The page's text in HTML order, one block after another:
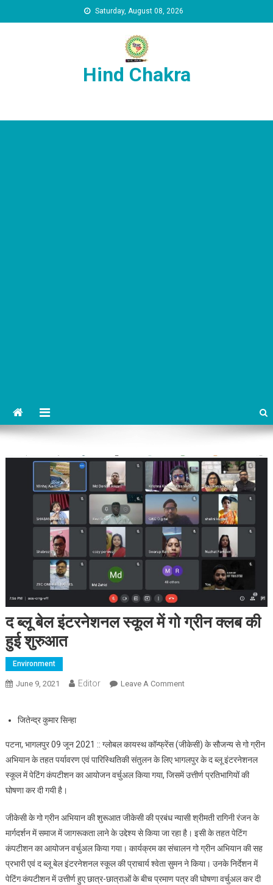
Saturday, August 08, 2026
Hind Chakra
द ब्लू बेल इंटरनेशनल स्कूल में गो ग्रीन क्लब की
हुई शुरुआत
Environment
June 9, 2021 Editor Leave A CommentOn द ब्लू बेल इंटरनेशनल स्कूल
जितेन्द्र कुमार सिन्हा
पटना, भागलपुर 09 जून 2021 :: ग्लोबल कायस्थ कॉन्फ्रेंस (जीकेसी) के सौजन्य से गो ग्रीन
अभियान के तहत पर्यावरण एवं पारिस्थितिकी संतुलन के लिए भागलपुर के द ब्लू इंटरनेशनल
स्कूल में पेटिंग कंपटीशन का आयोजन वर्चुअल किया गया, जिसमें उत्तीर्ण प्रतिभागियों की
घोषणा कर दी गयी है।
जीकेसी के गो ग्रीन अभियान की शुरूआत जीकेसी की प्रबंध न्यासी श्रीमती रागिनी रंजन के
मार्गदर्शन में समाज में जागरूकता लाने के उद्देश्य से किया जा रहा है। इसी के तहत पेटिंग
कंपटीशन का आयोजन वर्चुअल किया गया। कार्यक्रम का संचालन गो ग्रीन अभियान की सह
प्रभारी एवं द ब्लू बेल इंटरनेशनल स्कूल की प्राचार्य श्वेता सुमन ने किया। उनके निर्देशन में
पेटिंग कंपटीशन में उत्तीर्ण हुए छात्र-छात्राओं के बीच प्रमाण पत्र की घोषणा वर्चुअल कर दी